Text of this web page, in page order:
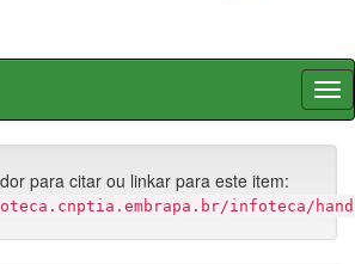
para citar ou linkar para este item:
infoteca/